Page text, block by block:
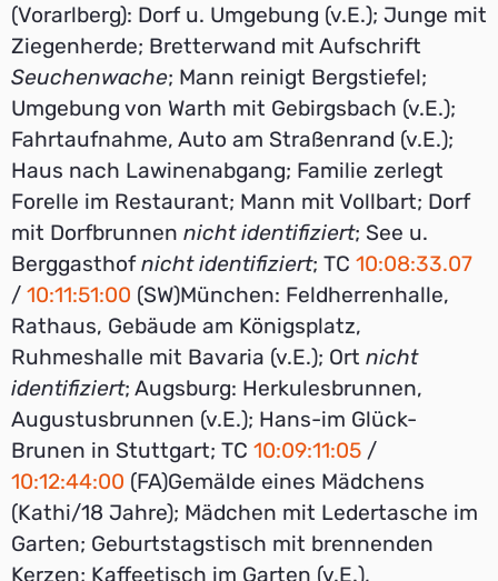
(Vorarlberg): Dorf u. Umgebung (v.E.); Junge mit
Ziegenherde; Bretterwand mit Aufschrift
Seuchenwache; Mann reinigt Bergstiefel;
Umgebung von Warth mit Gebirgsbach (v.E.);
Fahrtaufnahme, Auto am Straßenrand (v.E.);
Haus nach Lawinenabgang; Familie zerlegt
Forelle im Restaurant; Mann mit Vollbart; Dorf
mit Dorfbrunnen nicht identifiziert; See u.
Berggasthofnicht identifiziert; TC 10:08:33.07
/ 10:11:51:00 (SW)München: Feldherrenhalle,
Rathaus, Gebäude am Königsplatz,
Ruhmeshalle mit Bavaria (v.E.); Ort nicht
identifiziert; Augsburg: Herkulesbrunnen,
Augustusbrunnen (v.E.); Hans-im Glück-
Brunen in Stuttgart; TC 10:09:11:05 /
10:12:44:00 (FA)Gemälde eines Mädchens
(Kathi/18 Jahre); Mädchen mit Ledertasche im
Garten; Geburtstagstisch mit brennenden
Kerzen; Kaffeetisch im Garten (v.E.),